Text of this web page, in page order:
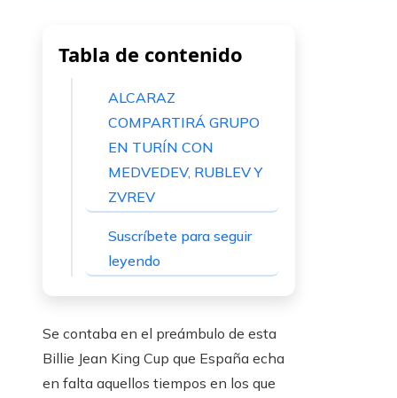
Tabla de contenido
ALCARAZ
COMPARTIRÁ GRUPO
EN TURÍN CON
MEDVEDEV, RUBLEV Y
ZVREV
Suscríbete para seguir
leyendo
Se contaba en el preámbulo de esta
Billie Jean King Cup que España echa
en falta aquellos tiempos en los que